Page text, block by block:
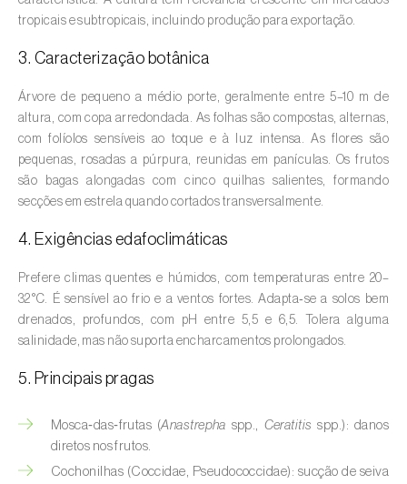
Amoreira (Morus spp.)
Ananás / Abacaxi (Ananas comosus
Anona (Annona spp. )
Áreas não cultivadas ( -)
Aromáticas, condimentares e medicinais
(Coriandrum, Petroselinum, Mentha, Ocimum,
Melissa, Pimpinella, Rosmarinus e outras
Arroz (Oryza spp. )
Aveia (Avena sativa )
rotundifolia)
Banana (Musa spp.
tropicais e subtropicais, incluindo produção para exportação.
3. Caracterização botânica
Árvore de pequeno a médio porte, geralmente entre 5–10 m de
altura, com copa arredondada. As folhas são compostas, alternas,
com folíolos sensíveis ao toque e à luz intensa. As flores são
pequenas, rosadas a púrpura, reunidas em panículas. Os frutos
são bagas alongadas com cinco quilhas salientes, formando
secções em estrela quando cortados transversalmente.
4. Exigências edafoclimáticas
Prefere climas quentes e húmidos, com temperaturas entre 20–
32 °C. É sensível ao frio e a ventos fortes. Adapta‑se a solos bem
drenados, profundos, com pH entre 5,5 e 6,5. Tolera alguma
salinidade, mas não suporta encharcamentos prolongados.
5. Principais pragas
Mosca‑das‑frutas (Anastrepha spp., Ceratitis spp.): danos
diretos nos frutos.
Cochonilhas (Coccidae, Pseudococcidae): sucção de seiva